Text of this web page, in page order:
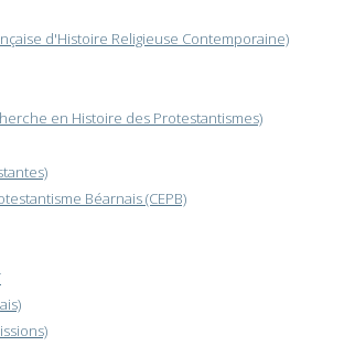
d'Histoire Religieuse Contemporaine)
en Histoire des Protestantismes)
Béarnais (CEPB)